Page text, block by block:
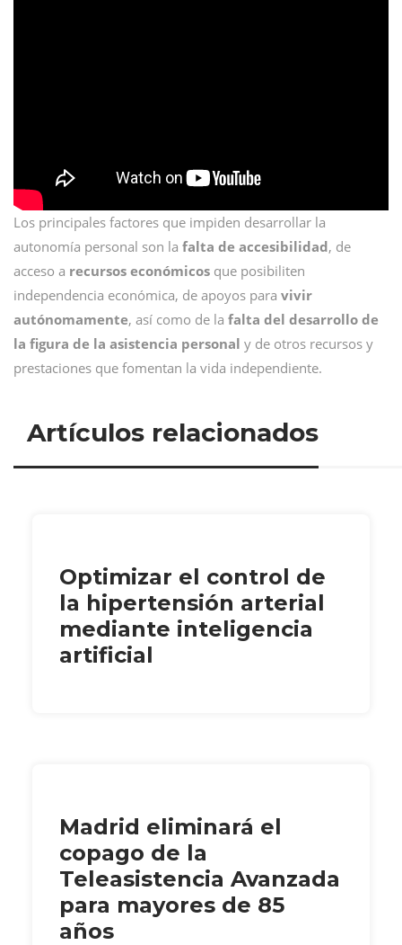
Los principales factores que impiden desarrollar la
autonomía personal son la falta de accesibilidad, de
acceso a recursos económicos que posibiliten
independencia económica, de apoyos para vivir
autónomamente, así como de la falta del desarrollo de
la figura de la asistencia personal y de otros recursos y
prestaciones que fomentan la vida independiente.
Artículos relacionados
Optimizar el control de
la hipertensión arterial
mediante inteligencia
artificial
Madrid eliminará el
copago de la
Teleasistencia Avanzada
para mayores de 85
años